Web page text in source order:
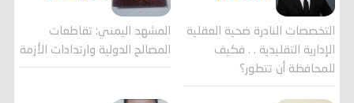
التخصصات النادرة ضحية العقلية
الإدارية التقليدية . . فكيف
للمحافظة أن تتطور؟
المشهد اليمني: تقاطعات
المصالح الدولية وارتدادات الأزمة